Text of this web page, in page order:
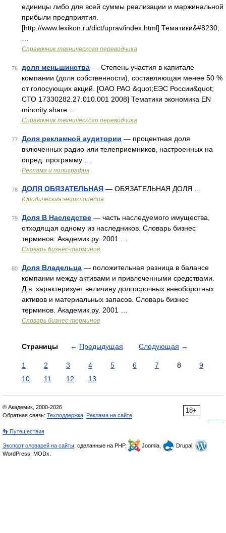
единицы либо для всей суммы реализации и маржинальной
прибыли предприятия.
[http://www.lexikon.ru/dict/uprav/index.html] Тематики&#8230;
Справочник технического переводчика
76 доля меньшинства — Степень участия в капитале
компании (доля собственности), составляющая менее 50 %
от голосующих акций. [ОАО РАО &quot;ЕЭС России&quot;
СТО 17330282.27.010.001 2008] Тематики экономика EN
minority share …
Справочник технического переводчика
77 Доля рекламной аудитории — процентная доля
включенных радио или телеприемников, настроенных на
опред. программу …
Реклама и полиграфия
78 ДОЛЯ ОБЯЗАТЕЛЬНАЯ — ОБЯЗАТЕЛЬНАЯ ДОЛЯ …
Юридическая энциклопедия
79 Доля В Наследстве — часть наследуемого имущества,
отходящая одному из наследников. Словарь бизнес
терминов. Академик.ру. 2001 …
Словарь бизнес-терминов
80 Доля Владельца — положительная разница в балансе
компании между активами и привлеченными средствами.
Д.в. характеризует величину долгосрочных внеоборотных
активов и материальных запасов. Словарь бизнес
терминов. Академик.ру. 2001 …
Словарь бизнес-терминов
Страницы ← Предыдущая Следующая →
1 2 3 4 5 6 7 8
9
10
11 12 13
18+
© Академик, 2000-2026
Обратная связь: Техподдержка Реклама на сайте
👣 Путешествия
Экспорт словарей на сайты , сделанные на PHP, Joomla,
Drupal,
WordPress, MODx.